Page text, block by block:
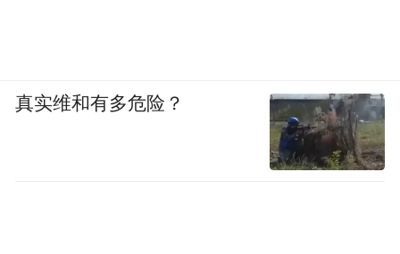
真实维和有多危险？